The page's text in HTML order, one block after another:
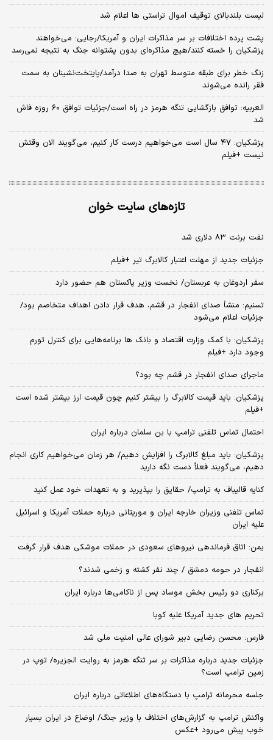
لیست بلندبالای توقیف اموال تراستی ها اعلام شد
پشت پرده اختلافات بر سر مذاکرات ایران و آمریکا/رجایی: می‌خواهند
پزشکیان را خسته کنند/هیچ مذاکره‌ای بدون پشتوانه جنگ به نتیجه نمی‌رسد
زنگ خطر برای طبقه متوسط تهران به صدا درآمد/پایتخت‌نشینان به سمت
فقر رانده می‌شوند
العربیه: توافق بازگشایی تنگه هرمز در راه است/جزئیات توافق ۶۰ روزه فاش
شد
پزشکیان: ۴۷ سال است می‌خواهیم درست کار کنیم، می‌گویند الان وقتش
نیست +فیلم
تازه‌های سایت خوان
نفت برنت ۸۳ دلاری شد
جزئیات جدید از مهلت اعتبار کالابرگ تیر +فیلم
سفر اردوغان به عربستان/ نخست وزیر پاکستان هم حضور دارد
تسنیم: منشأ صدای انفجار در قشم، هدف قرار دادن اهداف متخاصم بود/
جزئیات اعلام می‌شود
پزشکیان: با کمک وزارت اقتصاد و بانک ها برنامه‌هایی برای کنترل تورم
وجود دارد +فیلم
ماجرای صدای انفجار در قشم چه بود؟
پزشکیان: باید قیمت کالابرگ را بیشتر کنیم چون قیمت ارز بیشتر شده است
+فیلم
احتمال تماس تلفنی ترامپ با بن سلمان درباره ایران
پزشکیان: باید مبلغ کالابرگ را افزایش دهیم/ هر زمان می‌خواهیم کاری انجام
دهیم، می‌گویند فعلاً دست نگه دارید
کنایه قالیباف به ترامپ/ حقایق را بپذیرید و به تعهدات خود عمل کنید
تماس تلفنی وزیران خارجه ایران و موریتانی درباره حملات آمریکا و اسرائیل
علیه ایران
یمن: اتاق فرماندهی نیروهای سعودی در حملات موشکی هدف قرار گرفت
انفجار در حومه دمشق / چند نفر کشته و زخمی شدند؟
برکناری دو رئیس بخش موساد پس از ناکامی‌ها درباره ایران
تحریم های جدید آمریکا علیه کوبا
فارس: محسن رضایی دبیر شورای عالی امنیت ملی شد
جزئیات جدید درباره مذاکرات بر سر تنگه هرمز به روایت الجزیره/ توپ در
زمین ترامپ است؟
جلسه محرمانه ترامپ با دستگاه‌های اطلاعاتی درباره ایران
واکنش ترامپ به گزارش‌های اختلاف با وزیر جنگ/ اوضاع در ایران بسیار
خوب پیش می‌رود +عکس